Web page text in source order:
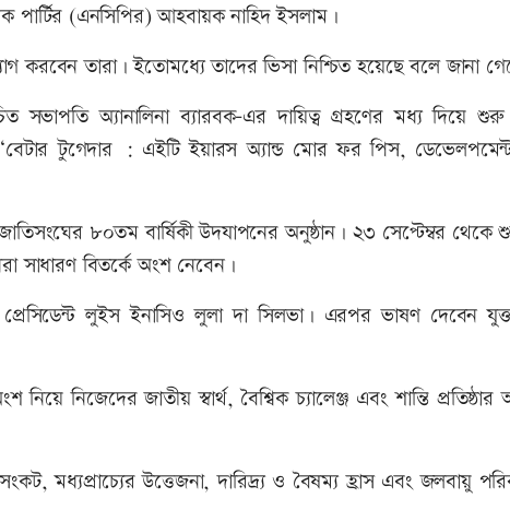
পার্টির (এনসিপির) আহবায়ক নাহিদ ইসলাম।
করবেন তারা। ইতোমধ্যে তাদের ভিসা নিশ্চিত হয়েছে বলে জানা
সভাপতি অ্যানালিনা ব্যারবক-এর দায়িত্ব গ্রহণের মধ্য দিয়ে
টুগেদার : এইটি ইয়ারস অ্যান্ড মোর ফর পিস,
৮০তম বার্ষিকী উদযাপনের অনুষ্ঠান। ২৩ সেপ্টেম্বর থেকে
সাধারণ বিতর্কে অংশ নেবেন।
লুইস ইনাসিও লুলা দা সিলভা। এরপর ভাষণ দেবেন
নিজেদের জাতীয় স্বার্থ, বৈশ্বিক চ্যালেঞ্জ এবং শান্তি প্রতিষ্ঠার
মধ্যপ্রাচ্যের উত্তেজনা, দারিদ্র্য ও বৈষম্য হ্রাস এবং জলবায়ু